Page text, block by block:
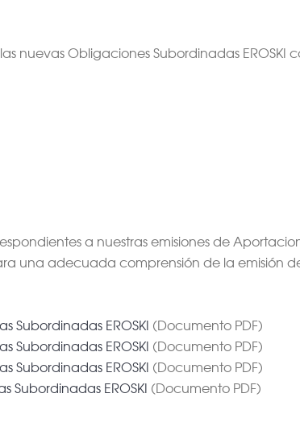
nuevas Obligaciones Subordinadas EROSKI
a nuestras emisiones de
una adecuada comprensión de la emisión
Subordinadas EROSKI (Documento PDF)
Subordinadas EROSKI (Documento PDF)
Subordinadas EROSKI (Documento PDF)
Subordinadas EROSKI (Documento PDF)